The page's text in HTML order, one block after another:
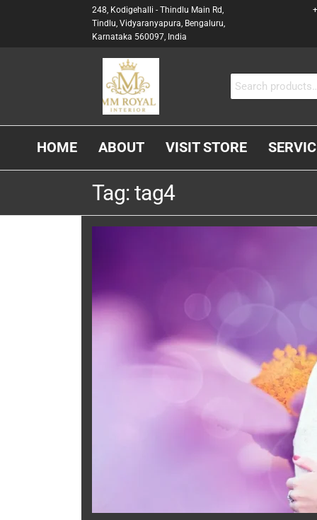
248, Kodigehalli - Thindlu Main Rd,
Tindlu, Vidyaranyapura, Bengaluru,
Karnataka 560097, India
HOME ABOUT VISIT STORE
Tag: tag4